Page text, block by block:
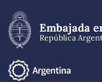
contenido
principal
Embajada
República